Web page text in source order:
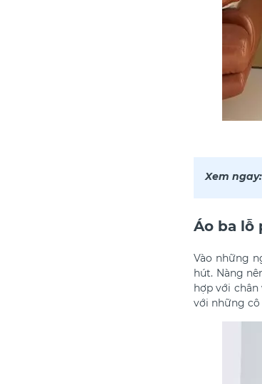
Xem ngay:
Áo ba lỗ
Vào những
hút. Nàng
hợp với
với những cô